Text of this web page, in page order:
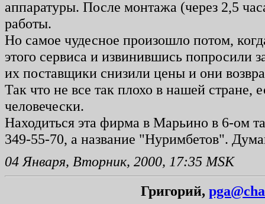
аппаратуры. После монтажа (через 2,5
работы.
Но самое чудесное произошло потом,
этого сервиса и извинившись попросили
их поставщики снизили цены и они
Так что не все так плохо в нашей стране,
человечески.
Находиться эта фирма в Марьино в 6-ом
349-55-70, а название "Нуримбетов".
04 Января, Вторник, 2000, 17:35 MSK
Григорий,